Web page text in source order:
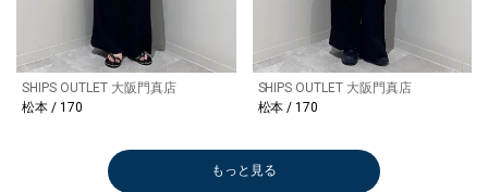
SHIPS OUTLET 大阪門真店
松本 / 170
SHIPS OUTLET 大阪門真店
松本 / 170
もっと見る